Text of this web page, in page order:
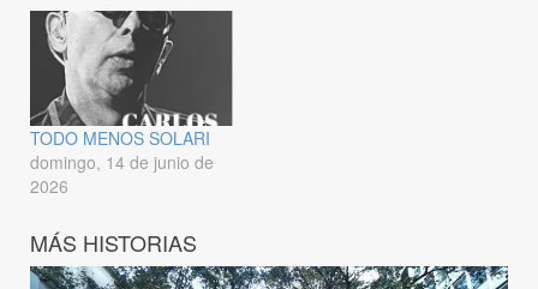
TODO MENOS SOLARI
domingo, 14 de junio de
2026
MÁS HISTORIAS